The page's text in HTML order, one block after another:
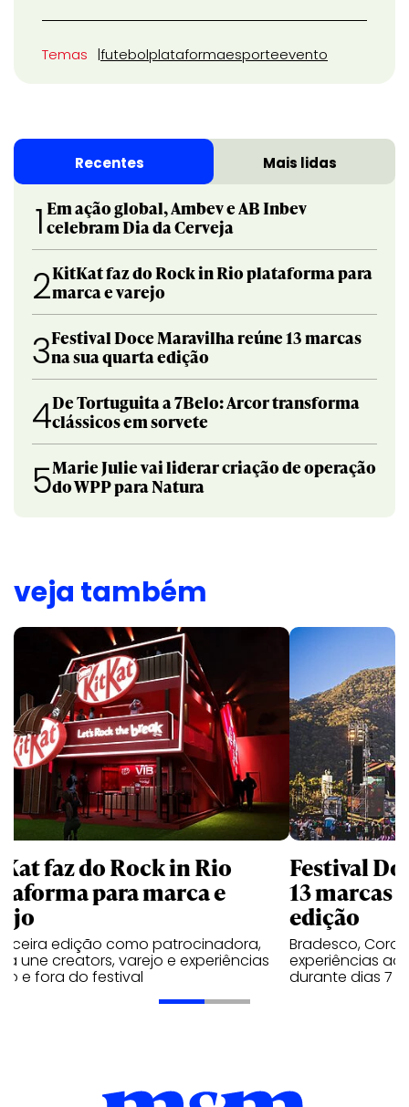
Temas futebolplataformaesporteevento
Recentes Mais lidas
1 Em ação global, Ambev e AB Inbev
celebram Dia da Cerveja
2KitKat faz do Rock in Rio plataforma para
marca e varejo
3Festival Doce Maravilha reúne 13 marcas
na sua quarta edição
4De Tortuguita a 7Belo: Arcor transforma
clássicos em sorvete
5Marie Julie vai liderar criação de operação
do WPP para Natura
veja também
faz do Rock in Rio
para marca e
edição como patrocinadora,
une creators, varejo e experiências
e fora do festival
Festival
13 marcas
edição
Bradesco,
experiências ao
durante dias 7